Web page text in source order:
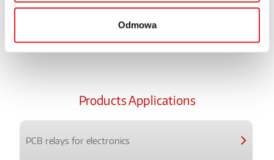
Odmowa
Products Applications
PCB relays for electronics